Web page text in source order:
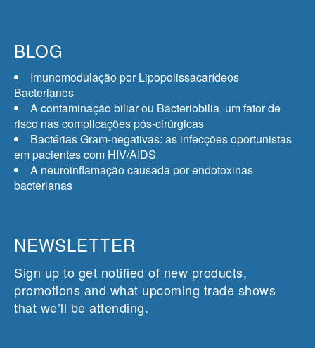
BLOG
Imunomodulação por Lipopolissacarídeos
Bacterianos
A contaminação biliar ou Bacteriobilia, um fator de
risco nas complicações pós-cirúrgicas
Bactérias Gram-negativas: as infecções oportunistas
em pacientes com HIV/AIDS
A neuroinflamação causada por endotoxinas
bacterianas
NEWSLETTER
Sign up to get notified of new products,
promotions and what upcoming trade shows
that we’ll be attending.